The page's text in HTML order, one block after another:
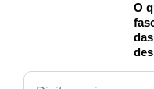
O
Pesquisar